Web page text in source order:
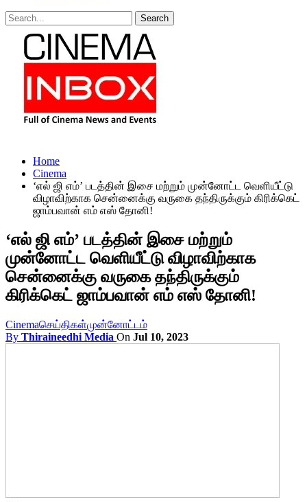
Home
Cinema
‘எல் ஜி எம்’ படத்தின் இசை மற்றும் முன்னோட்ட வெளியீட்டு
விழாவிற்காக சென்னைக்கு வருகை தந்திருக்கும் கிரிக்கெட்
ஜாம்பவான் எம் எஸ் தோனி!
‘எல் ஜி எம்’ படத்தின் இசை மற்றும்
முன்னோட்ட வெளியீட்டு விழாவிற்காக
சென்னைக்கு வருகை தந்திருக்கும்
கிரிக்கெட் ஜாம்பவான் எம் எஸ் தோனி!
Cinemaசெய்திகள்முன்னோட்டம்
By Thiraineedhi Media On Jul 10, 2023